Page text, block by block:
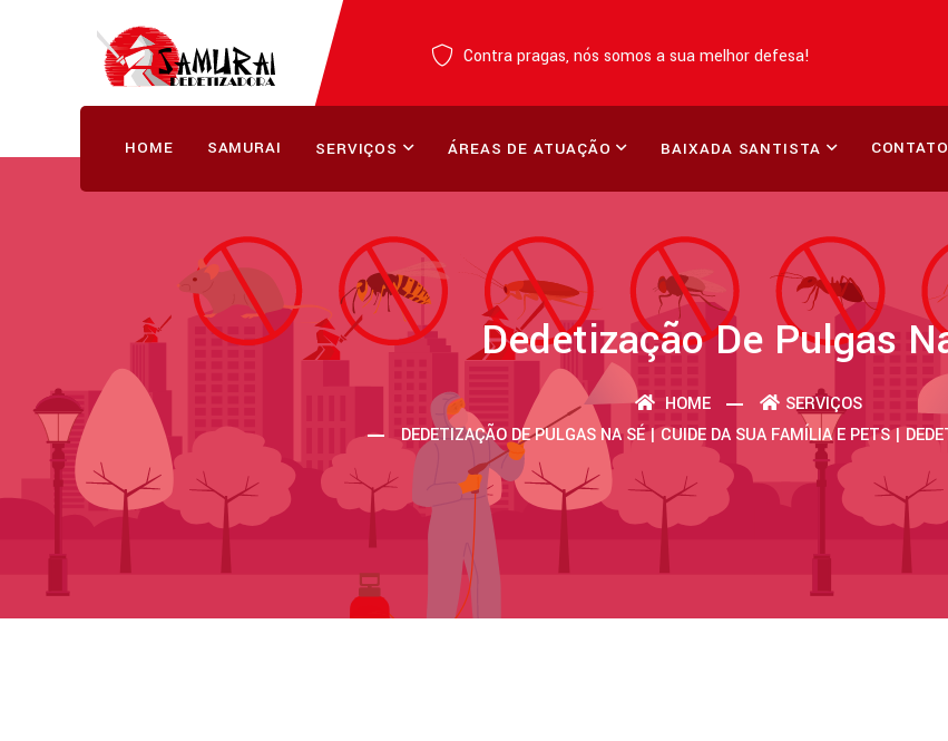
Contra pragas, nós somos a sua melhor defesa!
HOME SAMURAI SERVIÇOS ÁREAS DE ATUAÇÃO BAIXADA SANTISTA CONTATO
Dedetização De Pulgas
HOME
SERVIÇOS
DEDETIZAÇÃO DE PULGAS NA SÉ | CUIDE DA SUA FAMÍLIA E PETS |